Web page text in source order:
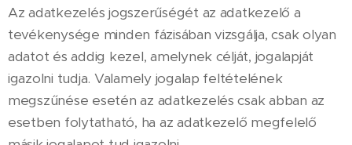
Az adatkezelés jogszerűségét az adatkezelő a
tevékenysége minden fázisában vizsgálja, csak olyan
adatot és addig kezel, amelynek célját, jogalapját
igazolni tudja. Valamely jogalap feltételének
megszűnése esetén az adatkezelés csak abban az
esetben folytatható, ha az adatkezelő megfelelő